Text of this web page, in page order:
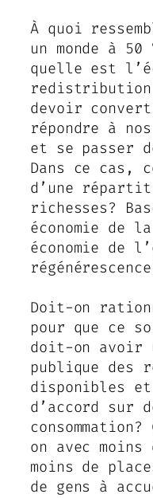
À quoi
un monde à
quelle est
redistribution
devoir
répondre à
et se passer
Dans ce cas,
d’une
richesses?
économie de
économie de
Doit-on
pour que ce
doit-on avoir
publique des
disponibles
d’accord sur
on avec moins
moins de
de gens à